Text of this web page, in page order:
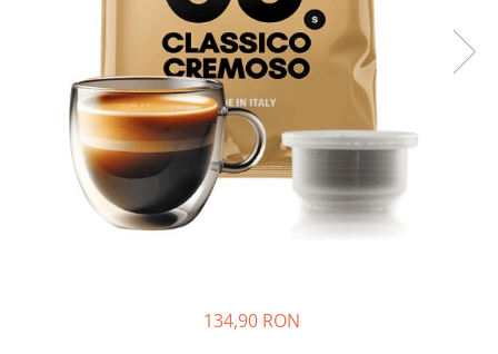
Capsule compatibile Bialetti
Capsule compatibile Beanz
Capsule compatibile Uno System
Capsule compatibile Caffitaly
PADURI CAFEA & MONODOZE
Paduri cafea ESE44
CAFEA BOABE
CAFEA MACINATA
134,90 RON